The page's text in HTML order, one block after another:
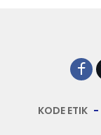
KODE ETIK